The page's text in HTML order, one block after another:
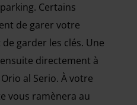
Certains
de garer votre
garder les clés. Une
directement à
al Serio. À votre
vous ramènera au